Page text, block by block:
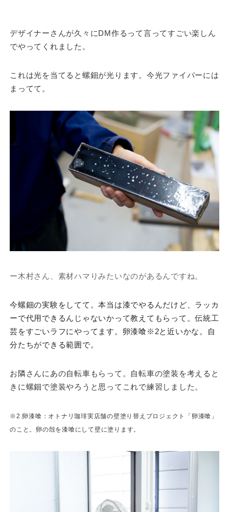
デザイナーさんが久々にDM作るって言ってすごい楽しん
でやってくれました。
これは光を当てると螺鈿が光ります。今光ファイバーには
まってて。
ー木村さん、素材ハマりみたいなのがあるんですね。
今螺鈿の実験をしてて。本当は漆でやるんだけど、ラッカ
ーで代用できるんじゃないかって教えてもらって。伝統工
芸をすごいラフにやってます。卵漆喰※2と近いかな。自
分たちができる範囲で。
お隣さんにあの自転車もらって。自転車の塗装を考えると
きに螺鈿で塗装やろうと思ってこれで練習しました。
※2.卵漆喰：オトナリ珈琲実店舗の壁塗り替えプロジェクト「卵漆喰」
のこと。卵の殻を漆喰にして壁に塗ります。